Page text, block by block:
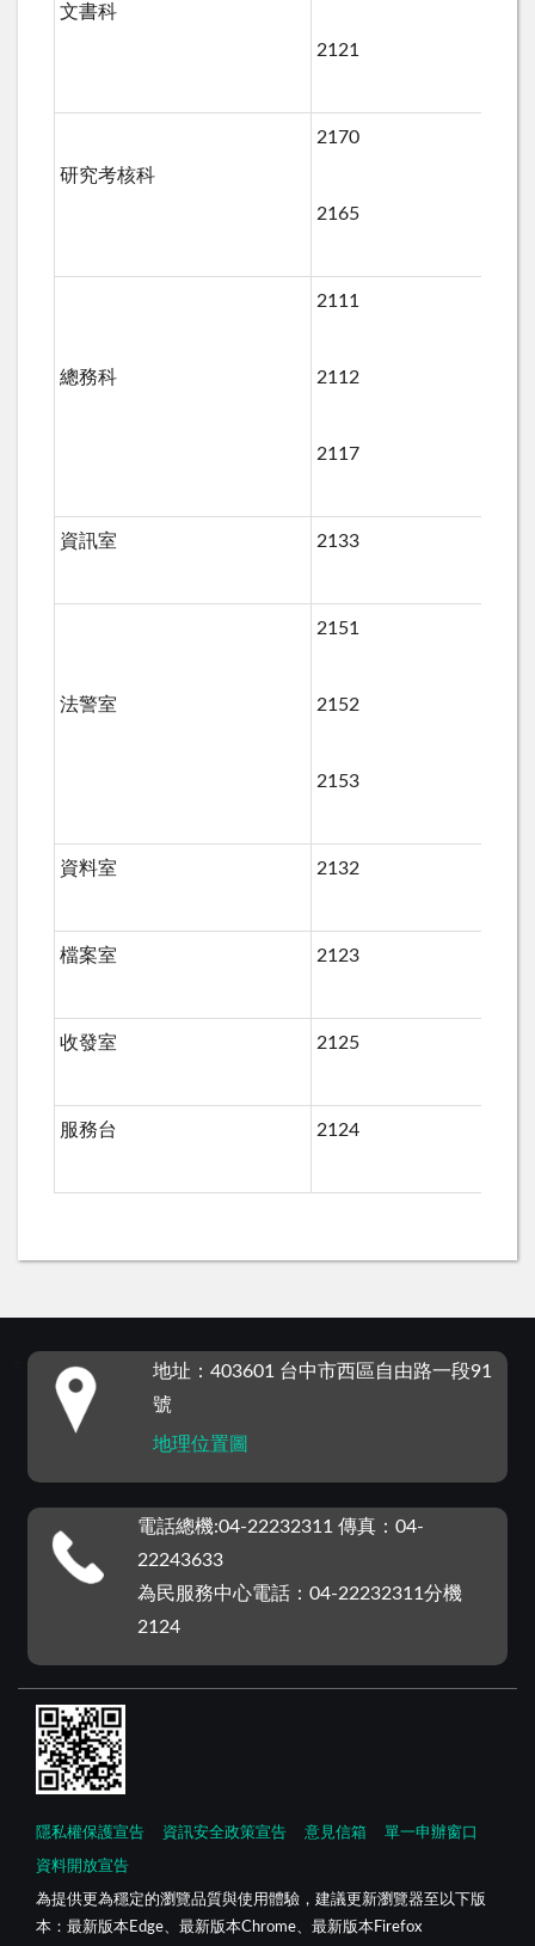
文書科
2121
研究考核科
2170
2165
總務科
2111
2112
2117
資訊室 2133
法警室
2151
2152
2153
資料室 2132
檔案室 2123
收發室 2125
服務台 2124
地址：403601 台中市西區自由路一段91
號
地理位置圖
電話總機:04-22232311 傳真：04-
22243633
為民服務中心電話：04-22232311分機
2124
隱私權保護宣告 資訊安全政策宣告 意見信箱 單一申辦窗口
資料開放宣告
為提供更為穩定的瀏覽品質與使用體驗，建議更新瀏覽器至以下版
本：最新版本Edge、最新版本Chrome、最新版本Firefox